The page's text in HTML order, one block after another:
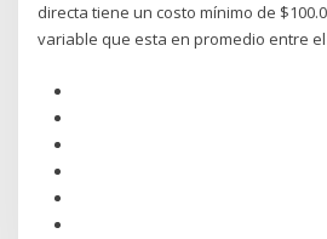
directa tiene un costo mínimo de
variable que esta en promedio entre el